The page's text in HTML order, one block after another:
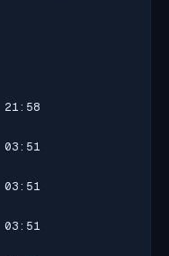
03:51
03:51
03:51